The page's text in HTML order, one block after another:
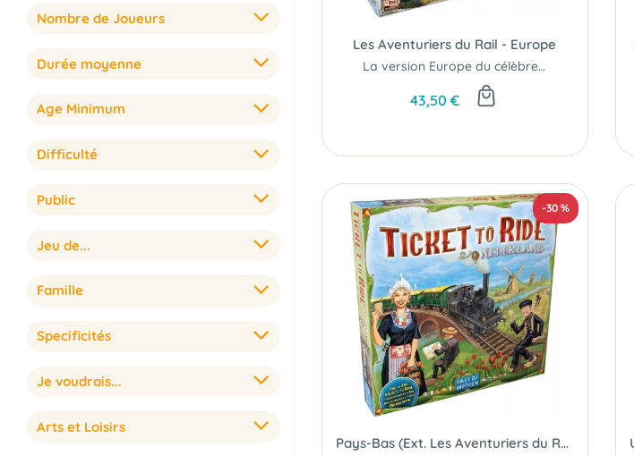
Nombre de Joueurs
Durée moyenne
Age Minimum
Difficulté
Public
Jeu de...
Famille
Specificités
Je voudrais...
Arts et Loisirs
Les Aventuriers du Rail - Europe
La version Europe du célèbre Aventurier du Rail...
43,50 €
-30 %
Pays-Bas (Ext. Les Aventuriers du Rail)